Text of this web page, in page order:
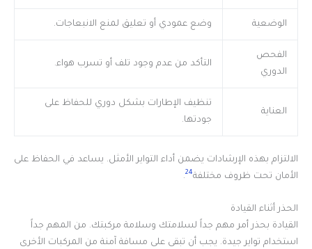
الوضعية وضع عمودي أو تعليق لمنع الانبعاجات.
الفحص
الدوري
التأكد من عدم وجود تلف أو تسرب هواء.
العناية
تنظيف الإطارات بشكل دوري للحفاظ على
جودتها.
الالتزام بهذه الإرشادات يضمن أداء التواير الأمثل. يساعد في الحفاظ على
الأمان تحت ظروف مختلفة24
.
الحذر أثناء القيادة
القيادة بحذر أمر مهم جداً لسلامتك وسلامة مركبتك. من المهم جداً
استخدام تواير جيدة. يجب أن تبقى على مسافة آمنة من المركبات الأخرى